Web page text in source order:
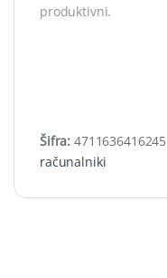
produktivni.
Šifra:4711636416245
računalniki